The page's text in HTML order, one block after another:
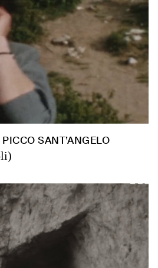
SANT’ANGELO